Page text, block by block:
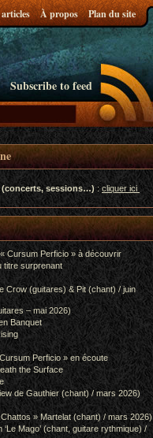
À propos Plan du site
Subscribe to feed
(concerts, sessions…):cliquer ici
Cursum Perficio » à découvrir
titre surprenant
Crow (guitares) & Pit (chant) / juin
– mai 2026)
Banquet
Perficio » en écoute
the Surface
de Gauthier (chant) / mars 2026)
» Martelat (chant) / mars 2026)
Mago’ (chant, guitare rythmique) /